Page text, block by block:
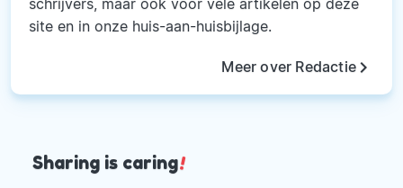
schrijvers, maar ook voor vele artikelen op deze
site en in onze huis-aan-huisbijlage.
Meer over Redactiekeyboard_arrow_right
Sharing is caring!